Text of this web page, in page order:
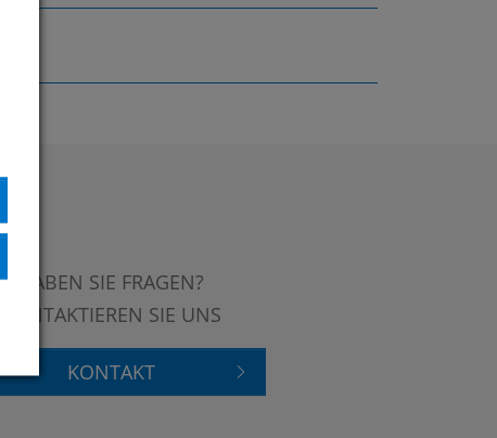
HABEN SIE FRAGEN?
KONTAKTIEREN SIE UNS
KONTAKT